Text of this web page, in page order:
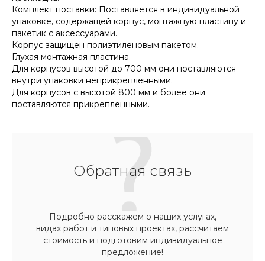
Комплект поставки: Поставляется в индивидуальной
упаковке, содержащей корпус, монтажную пластину и
пакетик с аксессуарами.
Корпус защищен полиэтиленовым пакетом.
Глухая монтажная пластина.
Для корпусов высотой до 700 мм они поставляются
внутри упаковки неприкрепленными.
Для корпусов с высотой 800 мм и более они
поставляются прикрепленными.
Обратная связь
Подробно расскажем о наших услугах,
видах работ и типовых проектах, рассчитаем
стоимость и подготовим индивидуальное
предложение!